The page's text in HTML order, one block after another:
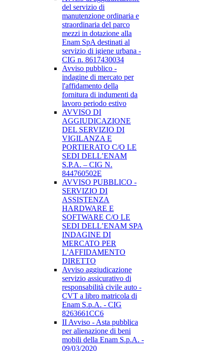
del servizio di
manutenzione ordinaria e
straordinaria del parco
mezzi in dotazione alla
Enam SpA destinati al
servizio di igiene urbana -
CIG n. 8617430034
Avviso pubblico -
indagine di mercato per
l'affidamento della
fornitura di indumenti da
lavoro periodo estivo
AVVISO DI
AGGIUDICAZIONE
DEL SERVIZIO DI
VIGILANZA E
PORTIERATO C/O LE
SEDI DELL’ENAM
S.P.A. – CIG N.
844760502E
AVVISO PUBBLICO -
SERVIZIO DI
ASSISTENZA
HARDWARE E
SOFTWARE C/O LE
SEDI DELL’ENAM SPA
INDAGINE DI
MERCATO PER
L’AFFIDAMENTO
DIRETTO
Avviso aggiudicazione
servizio assicurativo di
responsabilità civile auto -
CVT a libro matricola di
Enam S.p.A. - CIG
8263661CC6
II Avviso - Asta pubblica
per alienazione di beni
mobili della Enam S.p.A. -
09/03/2020